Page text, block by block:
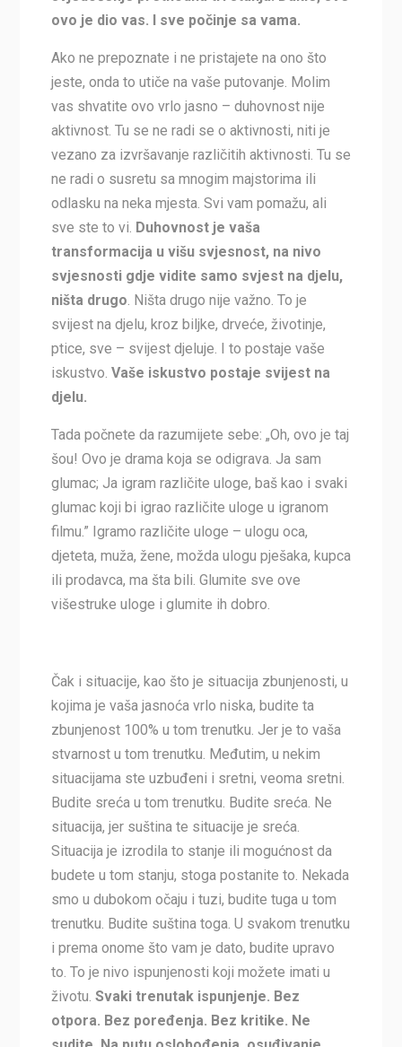
ovo je dio vas. I sve počinje sa vama.
Ako ne prepoznate i ne pristajete na ono što
jeste, onda to utiče na vaše putovanje. Molim
vas shvatite ovo vrlo jasno – duhovnost nije
aktivnost. Tu se ne radi se o aktivnosti, niti je
vezano za izvršavanje različitih aktivnosti. Tu se
ne radi o susretu sa mnogim majstorima ili
odlasku na neka mjesta. Svi vam pomažu, ali
sve ste to vi. Duhovnost je vaša
transformacija u višu svjesnost, na nivo
svjesnosti gdje vidite samo svjest na djelu,
ništa drugo . Ništa drugo nije važno. To je
svijest na djelu, kroz biljke, drveće, životinje,
ptice, sve – svijest djeluje. I to postaje vaše
iskustvo. Vaše iskustvo postaje svijest na
djelu.
Tada počnete da razumijete sebe: „Oh, ovo je taj
šou! Ovo je drama koja se odigrava. Ja sam
glumac; Ja igram različite uloge, baš kao i svaki
glumac koji bi igrao različite uloge u igranom
filmu.” Igramo različite uloge – ulogu oca,
djeteta, muža, žene, možda ulogu pješaka, kupca
ili prodavca, ma šta bili. Glumite sve ove
višestruke uloge i glumite ih dobro.
Čak i situacije, kao što je situacija zbunjenosti, u
kojima je vaša jasnoća vrlo niska, budite ta
zbunjenost 100% u tom trenutku. Jer je to vaša
stvarnost u tom trenutku. Međutim, u nekim
situacijama ste uzbuđeni i sretni, veoma sretni.
Budite sreća u tom trenutku. Budite sreća. Ne
situacija, jer suština te situacije je sreća.
Situacija je izrodila to stanje ili mogućnost da
budete u tom stanju, stoga postanite to. Nekada
smo u dubokom očaju i tuzi, budite tuga u tom
trenutku. Budite suština toga. U svakom trenutku
i prema onome što vam je dato, budite upravo
to. To je nivo ispunjenosti koji možete imati u
životu. Svaki trenutak ispunjenje. Bez
otpora. Bez poređenja. Bez kritike. Ne